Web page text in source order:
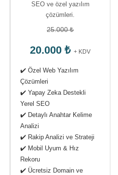
SEO ve özel yazılım
çözümleri.
25.000 ₺
20.000 ₺ + KDV
✔️ Özel Web Yazılım
Çözümleri
✔️ Yapay Zeka Destekli
Yerel SEO
✔️ Detaylı Anahtar Kelime
Analizi
✔️ Rakip Analizi ve Strateji
✔️ Mobil Uyum & Hız
Rekoru
✔️ Ücretsiz Domain ve